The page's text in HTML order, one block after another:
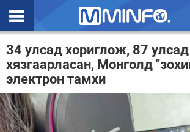
Эхлэл
Цаг агаар
Валют ханш
Улс төр
34 улсад хориглож, 87 улсад
хязгаарласан, Монголд
электрон тамхи